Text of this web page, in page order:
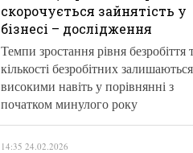
скорочується зайнятість у
бізнесі – дослідження
Темпи зростання рівня безробіття
кількості безробітних залишаються
високими навіть у порівнянні з
початком минулого року
14:35 24.02.2026